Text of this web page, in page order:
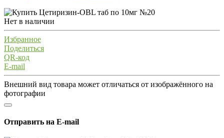
Нет в наличии
Избранное
Поделиться
QR-код
E-mail
Внешний вид товара может отличаться от изображённого на
фотографии
Отправить на E-mail